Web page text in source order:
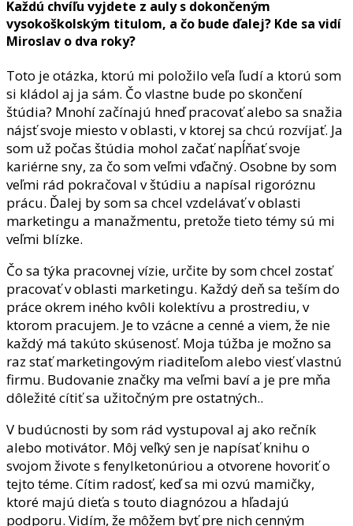
Každú chvíľu vyjdete z auly s dokončeným
vysokoškolským titulom, a čo bude ďalej? Kde sa vidí
Miroslav o dva roky?
Toto je otázka, ktorú mi položilo veľa ľudí a ktorú som
si kládol aj ja sám. Čo vlastne bude po skončení
štúdia? Mnohí začínajú hneď pracovať alebo sa snažia
nájsť svoje miesto v oblasti, v ktorej sa chcú rozvíjať. Ja
som už počas štúdia mohol začať napĺňať svoje
kariérne sny, za čo som veľmi vďačný. Osobne by som
veľmi rád pokračoval v štúdiu a napísal rigoróznu
prácu. Ďalej by som sa chcel vzdelávať v oblasti
marketingu a manažmentu, pretože tieto témy sú mi
veľmi blízke.
Čo sa týka pracovnej vízie, určite by som chcel zostať
pracovať v oblasti marketingu. Každý deň sa teším do
práce okrem iného kvôli kolektívu a prostrediu, v
ktorom pracujem. Je to vzácne a cenné a viem, že nie
každý má takúto skúsenosť. Moja túžba je možno sa
raz stať marketingovým riaditeľom alebo viesť vlastnú
firmu. Budovanie značky ma veľmi baví a je pre mňa
dôležité cítiť sa užitočným pre ostatných..
V budúcnosti by som rád vystupoval aj ako rečník
alebo motivátor. Môj veľký sen je napísať knihu o
svojom živote s fenylketonúriou a otvorene hovoriť o
tejto téme. Cítim radosť, keď sa mi ozvú mamičky,
ktoré majú dieťa s touto diagnózou a hľadajú
podporu. Vidím, že môžem byť pre nich cenným